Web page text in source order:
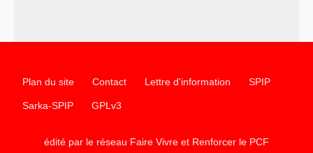
Plan du site Contact Lettre d'information SPIP
Sarka-SPIP GPLv3
édité par le réseau Faire Vivre et Renforcer le PCF